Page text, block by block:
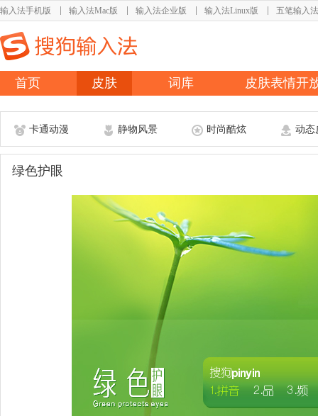
输入法手机版 输入法Mac版 输入法企业版 输入法Linux版 五笔输入法
首页 皮肤 词库 皮肤表情开
卡通动漫 静物风景 时尚酷炫 动态
绿色护眼